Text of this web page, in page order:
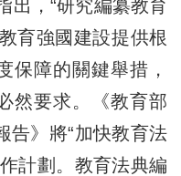
出，“研究編纂教育
育強國建設提供根
保障的關鍵舉措，
然要求。《教育部
告》將“加快教育法
計劃。教育法典編